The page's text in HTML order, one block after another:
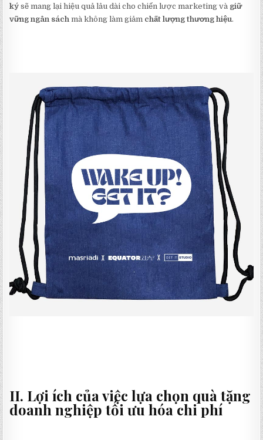
ký sẽ mang lại hiệu quả lâu dài cho chiến lược marketing và giữ
vững ngân sách mà không làm giảm chất lượng thương hiệu.
II. Lợi ích của việc lựa chọn quà tặng
doanh nghiệp tối ưu hóa chi phí